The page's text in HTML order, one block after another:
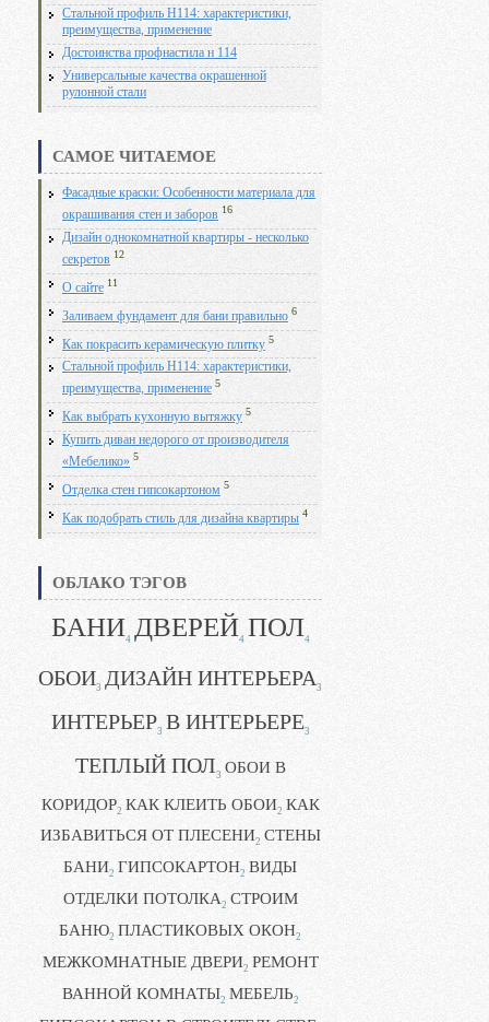
Стальной профиль Н114: характеристики,
преимущества, применение
Достоинства профнастила н 114
Универсальные качества окрашенной
рулонной стали
САМОЕ ЧИТАЕМОЕ
Фасадные краски: Особенности материала для
окрашивания стен и заборов 16
Дизайн однокомнатной квартиры - несколько
секретов 12
О сайте 11
Заливаем фундамент для бани правильно 6
Как покрасить керамическую плитку 5
Стальной профиль Н114: характеристики,
преимущества, применение 5
Как выбрать кухонную вытяжку 5
Купить диван недорого от производителя
«Мебелико» 5
Отделка стен гипсокартоном 5
Как подобрать стиль для дизайна квартиры 4
ОБЛАКО ТЭГОВ
БАНИ4 ДВЕРЕЙ4 ПОЛ4
ОБОИ3 ДИЗАЙН ИНТЕРЬЕРА3
ИНТЕРЬЕР3 В ИНТЕРЬЕРЕ3
ТЕПЛЫЙ ПОЛ3 ОБОИ В
КОРИДОР2 КАК КЛЕИТЬ ОБОИ2 КАК
ИЗБАВИТЬСЯ ОТ ПЛЕСЕНИ2 СТЕНЫ
БАНИ2 ГИПСОКАРТОН2 ВИДЫ
ОТДЕЛКИ ПОТОЛКА2 СТРОИМ
БАНЮ2 ПЛАСТИКОВЫХ ОКОН2
МЕЖКОМНАТНЫЕ ДВЕРИ2 РЕМОНТ
ВАННОЙ КОМНАТЫ2 МЕБЕЛЬ2